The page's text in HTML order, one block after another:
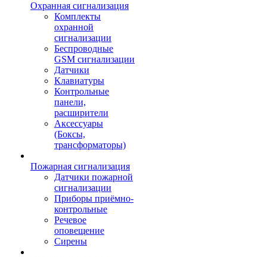
Охранная сигнализация
Комплекты
охранной
сигнализации
Беспроводные
GSM сигнализации
Датчики
Клавиатуры
Контрольные
панели,
расширители
Аксессуары
(Боксы,
трансформаторы)
Пожарная сигнализация
Датчики пожарной
сигнализации
Приборы приёмно-
контрольные
Речевое
оповещение
Сирены